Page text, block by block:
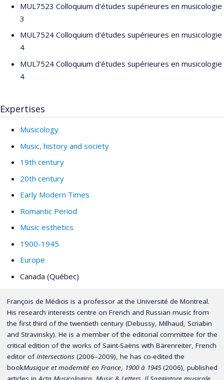
MUL7523 Colloquium d'études supérieures en musicologie
3
MUL7524 Colloquium d'études supérieures en musicologie
4
MUL7524 Colloquium d'études supérieures en musicologie
4
Expertises
Musicology
Music, history and society
19th century
20th century
Early Modern Times
Romantic Period
Music esthetics
1900-1945
Europe
Canada (Québec)
François de Médicis is a professor at the Université de Montreal.
His research interests centre on French and Russian music from
the first third of the twentieth century (Debussy, Milhaud, Scriabin
and Stravinsky). He is a member of the editorial committee for the
critical edition of the works of Saint-Saëns with Bärenreiter, French
editor ofIntersections (2006–2009), he has co-edited the
bookMusique et modernité en France, 1900 à 1945(2006), published